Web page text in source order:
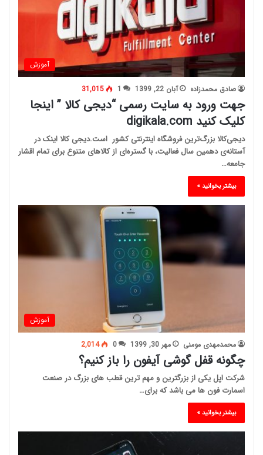
آموزش
صادق محمدزاده آبان 22, 1399 1
31,015
جهت ورود به سایت رسمی “دیجی کالا ” اینجا
کلیک کنید digikala.com
دیجی‌کالا بزرگ‌ترین فروشگاه اینترنتی کشور است.دیجی کالا اینک در
آستانه‌ی دهمین سال فعالیت، با گستره‌ای از کالاهای متنوع برای تمام اقشار
جامعه…
بیشتر بخوانید »
آموزش
محمدمهدی مومنی مهر 30, 1399 0
2,014
چگونه قفل گوشی آیفون را باز کنیم؟
شرکت اپل یکی از بزرگترین و مهم ترین قطب های بزرگ در صنعت
اسمارت فون ها می باشد که برای…
بیشتر بخوانید »